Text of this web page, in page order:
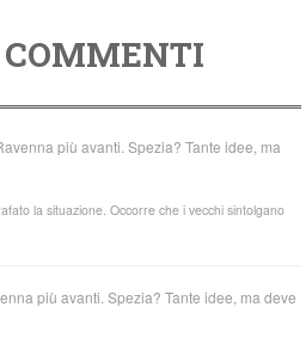
più avanti. Spezia? Tante idee, ma
la situazione. Occorre che i vecchi sintolgano
più avanti. Spezia? Tante idee, ma deve